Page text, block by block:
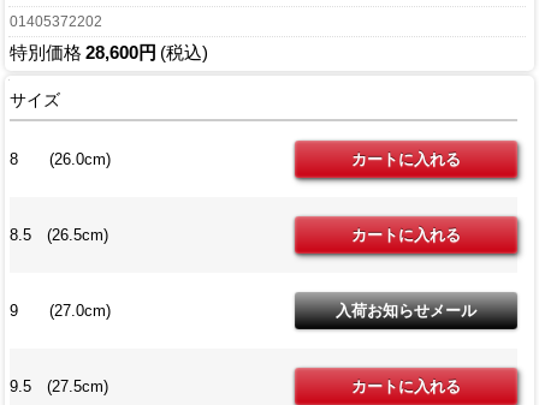
01405372202
特別価格 28,600円 (税込)
サイズ
8 (26.0cm)
8.5 (26.5cm)
9 (27.0cm)
9.5 (27.5cm)